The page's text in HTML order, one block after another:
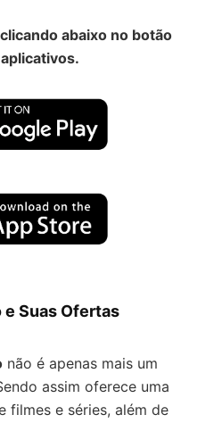
clicando abaixo no botão
e Suas Ofertas
não é apenas mais um
assim oferece uma
filmes e séries, além de